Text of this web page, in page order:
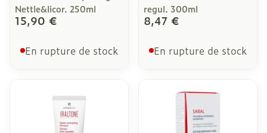
Nettle&licor. 250ml
15,90 €
En rupture de stock
regul. 300ml
8,47 €
En rupture de stock